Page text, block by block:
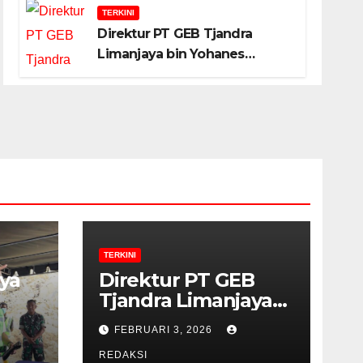
TERKINI
Direktur PT GEB Tjandra
Limanjaya bin Yohanes
TERKINI
Direktur PT GEB
Tjandra Limanjaya
bin Yohanes
Limanjaya dan
FEBRUARI 3, 2026
REDAKSI